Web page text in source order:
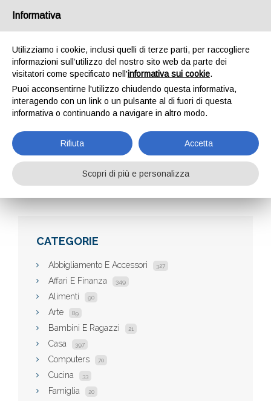
EMANUELA MAZZA
Aziende Emanuela Mazza
CATEGORIE
Abbigliamento E Accessori 327
Affari E Finanza 349
Alimenti 90
Arte 89
Bambini E Ragazzi 21
Casa 397
Computers 70
Cucina 33
Famiglia 20
Informativa
Utilizziamo i cookie, inclusi quelli di terze parti, per raccogliere
informazioni sull’utilizzo del nostro sito web da parte dei
visitatori come specificato nell'informativa sui cookie.
Puoi acconsentirne l'utilizzo chiudendo questa informativa,
interagendo con un link o un pulsante al di fuori di questa
informativa o continuando a navigare in altro modo.
Rifiuta Accetta
Scopri di più e personalizza